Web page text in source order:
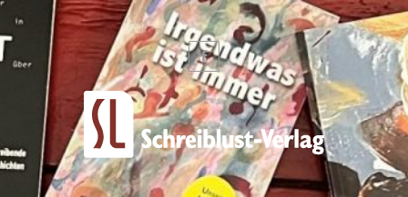
Zum Hauptinhalt springen